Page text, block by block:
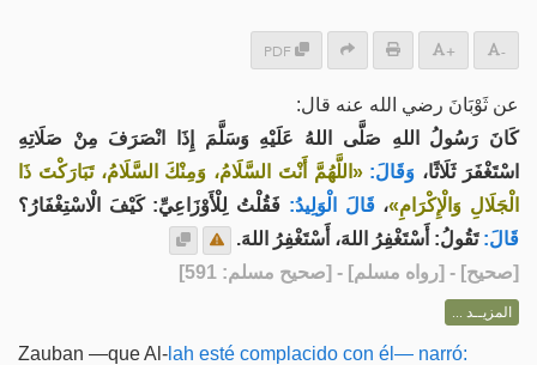
PDF + -
عن ثَوْبَانَ رضي الله عنه قال:
كَانَ رَسُولُ اللهِ صَلَّى اللهُ عَلَيْهِ وَسَلَّمَ إِذَا انْصَرَفَ مِنْ صَلَاتِهِ
اسْتَغْفَرَ ثَلَاثًا، وَقَالَ: «اللَّهُمَّ أَنْتَ السَّلَامُ، وَمِنْكَ السَّلَامُ، تَبَارَكْتَ ذَا
الْجَلَالِ وَالْإِكْرَامِ»، قَالَ الْوَلِيدُ: فَقُلْتُ لِلْأَوْزَاعِيِّ: كَيْفَ الْاسْتِغْفَارُ؟
قَالَ: تَقُولُ: أَسْتَغْفِرُ اللهَ، أَسْتَغْفِرُ اللهَ.
[صحيح] - [رواه مسلم] - [صحيح مسلم: 591]
المزيــد ...
Zauban —que Al- lah esté complacido con él— narró: